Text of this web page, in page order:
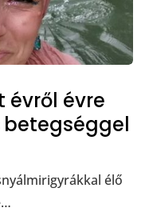
évről évre
élő